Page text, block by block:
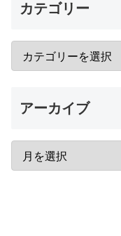
カテゴリー
アーカイブ